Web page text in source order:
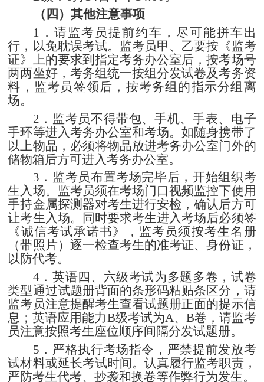
（四）其他注意事项
1 ．请监考员提前约车，尽可能拼车出
行，以免耽误考试。监考员甲、乙要按《监考
证》上的要求到指定考务办公室后，按考场号
两两坐好，考务组统一按组分发试卷及考务资
料，监考员签领后，按考务组的指示分组离
场。
2 ．监考员不得带包、手机、手表、电子
手环等进入考务办公室和考场。如随身携带了
以上物品，必须将物品放进考务办公室门外的
储物箱后方可进入考务办公室。
3 ．监考员布置考场完毕后，开始组织考
生入场。监考员须在考场门口视频监控下使用
手持金属探测器对考生进行安检，确认后方可
让考生入场。同时要求考生进入考场后必须签
《诚信考试承诺书》，监考员须按考生名册
（带照片）逐一检查考生的准考证、身份证，
以防代考。
4．英语四、六级考试为多题多卷，试卷
类型通过试题册背面的条形码粘贴条区分，请
监考员注意提醒考生查看试题册正面的提示信
息；英语应用能力B级考试为A、 B卷，请监考
员注意按照考生座位顺序间隔分发试题册。
5 ．严格执行考场指令，严禁提前发放考
试材料或延长考试时间。认真履行监考职责，
严防考生代考、抄袭和换卷等作弊行为发生。